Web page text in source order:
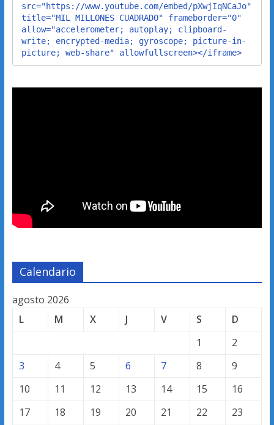
src="https://www.youtube.com/embed/pXwjIqNCaJo"
title="MIL MILLONES CUADRADO" frameborder="0"
allow="accelerometer; autoplay; clipboard-
write; encrypted-media; gyroscope; picture-in-
picture; web-share" allowfullscreen></iframe>
Calendario
agosto 2026
L
M X J V S
D
1
2
3
4 5 6 7 8
9
10
11 12 13 14 15
16
17
18 19 20 21 22 23